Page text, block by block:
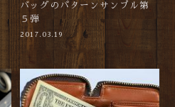
バッグのパターンサンプル第
５弾
2017.03.19